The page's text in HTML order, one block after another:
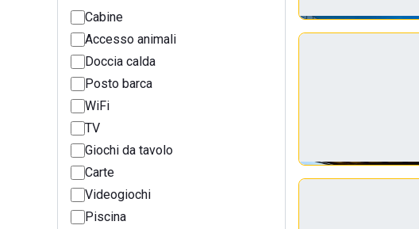
Cabine
Accesso animali
Doccia calda
Posto barca
WiFi
TV
Giochi da tavolo
Carte
Videogiochi
Piscina